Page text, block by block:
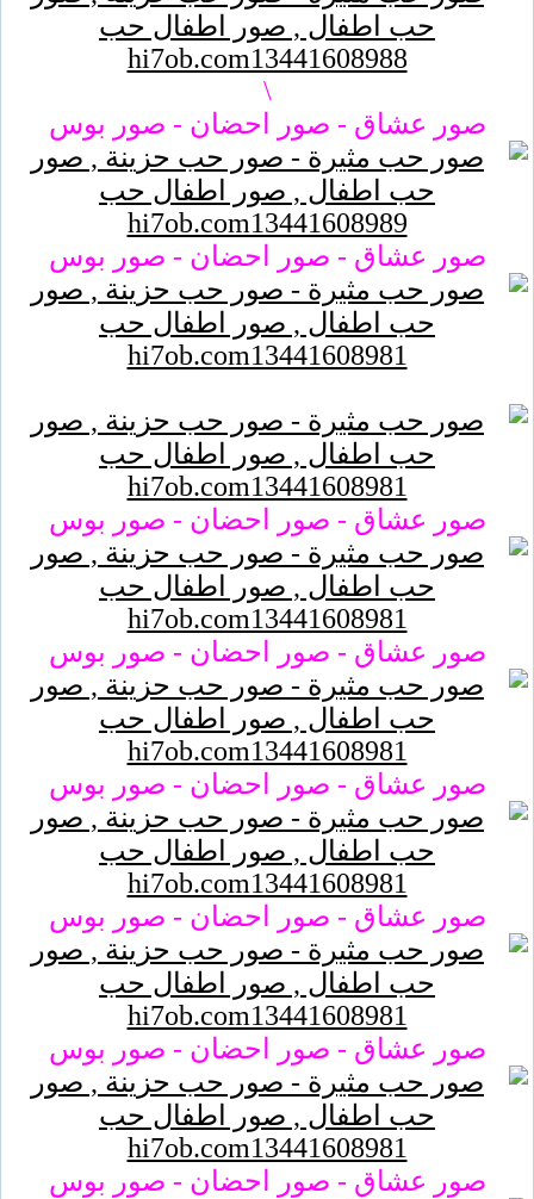
\
صور عشاق - صور احضان - صور بوس
صور عشاق - صور احضان - صور بوس
صور عشاق - صور احضان - صور بوس
صور عشاق - صور احضان - صور بوس
صور عشاق - صور احضان - صور بوس
صور عشاق - صور احضان - صور بوس
صور عشاق - صور احضان - صور بوس
صور عشاق - صور احضان - صور بوس